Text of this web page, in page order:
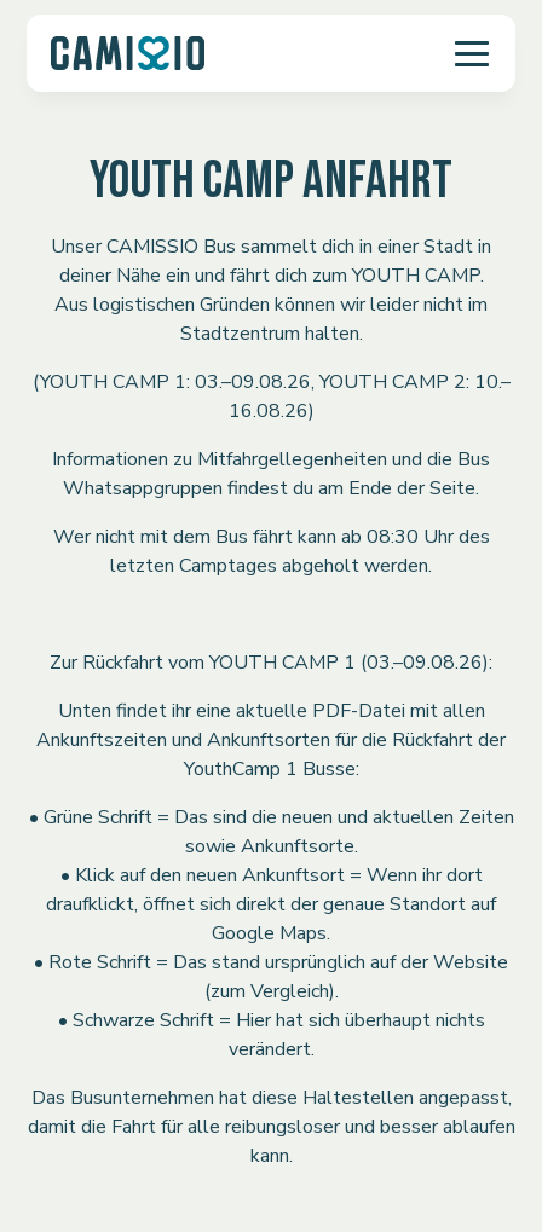
YOUTH CAMP ANFAHRT
Unser CAMISSIO Bus sammelt dich in einer Stadt in
deiner Nähe ein und fährt dich zum YOUTH CAMP.
Aus logistischen Gründen können wir leider nicht im
Stadtzentrum halten.
(YOUTH CAMP 1: 03.–09.08.26, YOUTH CAMP 2: 10.–
16.08.26)
Informationen zu Mitfahrgellegenheiten und die Bus
Whatsappgruppen findest du am Ende der Seite.
Wer nicht mit dem Bus fährt kann ab 08:30 Uhr des
letzten Camptages abgeholt werden.
Zur Rückfahrt vom YOUTH CAMP 1 (03.–09.08.26):
Unten findet ihr eine aktuelle PDF-Datei mit allen
Ankunftszeiten und Ankunftsorten für die Rückfahrt der
YouthCamp 1 Busse:
•⁠ ⁠Grüne Schrift = Das sind die neuen und aktuellen Zeiten
sowie Ankunftsorte.
•⁠ ⁠Klick auf den neuen Ankunftsort = Wenn ihr dort
draufklickt, öffnet sich direkt der genaue Standort auf
Google Maps.
•⁠ ⁠Rote Schrift = Das stand ursprünglich auf der Website
(zum Vergleich).
•⁠ ⁠Schwarze Schrift = Hier hat sich überhaupt nichts
verändert.
Das Busunternehmen hat diese Haltestellen angepasst,
damit die Fahrt für alle reibungsloser und besser ablaufen
kann.